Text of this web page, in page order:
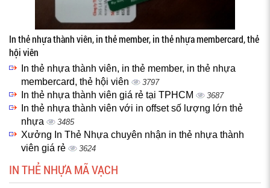
In thẻ nhựa thành viên, in thẻ member, in thẻ nhựa membercard, thẻ
hội viên
In thẻ nhựa thành viên, in thẻ member, in thẻ nhựa
membercard, thẻ hội viên
3797
In thẻ nhựa thành viên giá rẻ tại TPHCM 3687
In thẻ nhựa thành viên với in offset số lượng lớn thẻ
nhựa
3485
Xưởng In Thẻ Nhựa chuyên nhận in thẻ nhựa thành
viên giá rẻ
3624
IN THẺ NHỰA MÃ VẠCH